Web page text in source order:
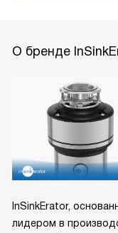
О бренде
InSinkErator,
лидером в